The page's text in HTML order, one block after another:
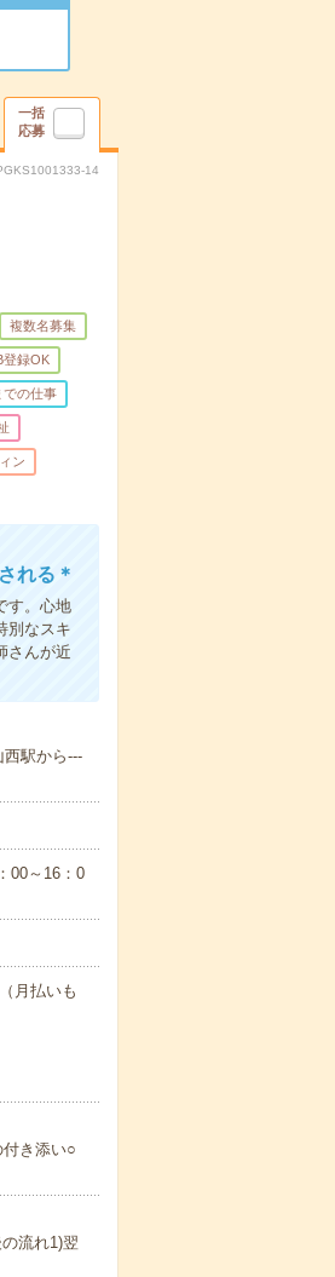
一括
応募
14
複数名募集
登録OK
での仕事
ン
れる＊
す。心地
別なスキ
さんが近
駅から---
00～16：0
月払いも
き添い○
流れ1)翌